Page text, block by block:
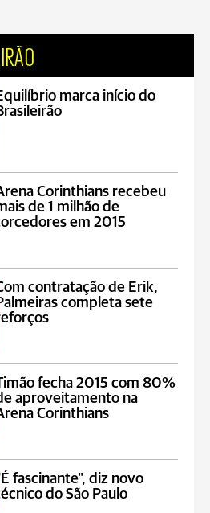
marca início do
Corinthians recebeu
de 1 milhão de
em 2015
contratação de Erik,
completa sete
fecha 2015 com 80%
aproveitamento na
Corinthians
fascinante", diz novo
do São Paulo